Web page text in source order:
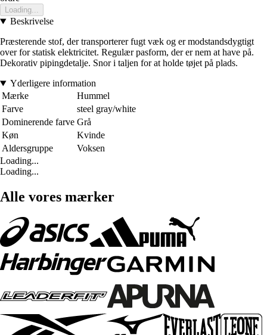
Loading...
Beskrivelse
Præsterende stof, der transporterer fugt væk og er modstandsdygtigt
over for statisk elektricitet. Regulær pasform, der er nem at have på.
Dekorativ pipingdetalje. Snor i taljen for at holde tøjet på plads.
Yderligere information
Mærke
Hummel
Farve
steel gray/white
Dominerende farve Grå
Køn
Kvinde
Aldersgruppe
Voksen
Loading...
Loading...
Alle vores mærker